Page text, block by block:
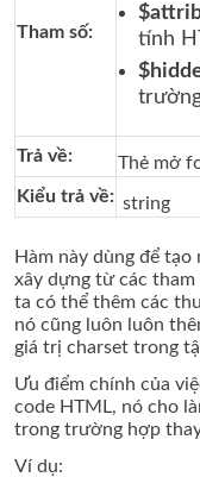
Tham số:
tính
Trả về:
Thẻ mở
Kiểu trả về: string
Hàm này dùng để
xây dựng từ các tham
ta có thể thêm các
nó cũng luôn luôn
giá trị charset trong
Ưu điểm chính của
code HTML, nó cho
trong trường hợp
Ví dụ: